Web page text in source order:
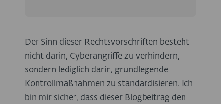
Der Sinn dieser Rechtsvorschriften besteht
nicht darin, Cyberangriffe zu verhindern,
sondern lediglich darin, grundlegende
Kontrollmaßnahmen zu standardisieren. Ich
bin mir sicher, dass dieser Blogbeitrag den